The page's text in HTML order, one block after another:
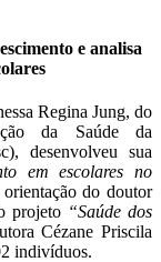
e analisa
Regina Jung, do
da Saúde da
desenvolveu sua
em escolares no
orientação do doutor
projeto “Saúde dos
Cézane Priscila
indivíduos.